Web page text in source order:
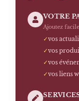
VOTRE
Ajoutez
✓vos
✓vos
✓vos
✓vos liens